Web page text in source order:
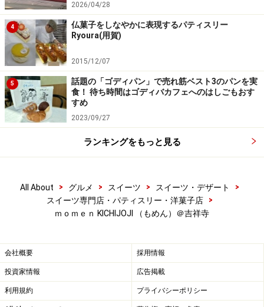
2026/04/28
4
仏菓子をしなやかに表現するパティスリー
Ryoura(用賀)
2015/12/07
5
話題の「ゴディパン」で売れ筋ベスト3のパンを実
食！ 待ち時間はゴディバカフェへのはしごもおす
すめ
2023/09/27
ランキングをもっと見る
All About > グルメ > スイーツ > スイーツ・デザート
>
スイーツ専門店・パティスリー・洋菓子店
>
ｍｏｍｅｎ KICHIJOJI （もめん）＠吉祥寺
会社概要 採用情報
投資家情報 広告掲載
利用規約 プライバシーポリシー